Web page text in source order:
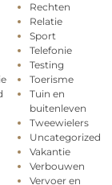
Rechten
Relatie
Sport
Telefonie
Testing
Toerisme
Tuin en
buitenleven
Tweewielers
Uncategorized
Vakantie
Verbouwen
Vervoer en